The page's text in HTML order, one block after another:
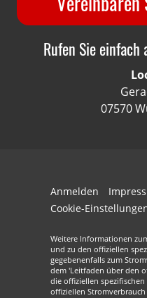
Rufen Sie
07570
Anmelden
Cookie-
Weitere Informationen
und zu den offiziellen
gegebenenfalls zum
dem 'Leitfaden über den
die offiziellen spezifischen
offiziellen